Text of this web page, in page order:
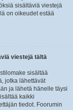
sisältäviä viestejä
on oikeudet estää
viestejä tältä
sisältää
jotka lähettävät
ja lähetä hänelle täysi
kaikki
tiedot. Foorumin